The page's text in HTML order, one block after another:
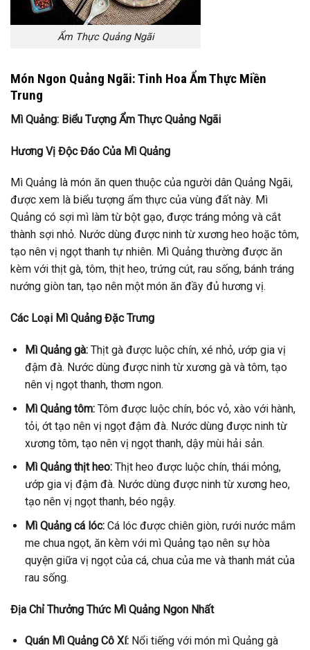
Ẩm Thực Quảng Ngãi
Món Ngon Quảng Ngãi: Tinh Hoa Ẩm Thực Miền
Trung
Mì Quảng: Biểu Tượng Ẩm Thực Quảng Ngãi
Hương Vị Độc Đáo Của Mì Quảng
Mì Quảng là món ăn quen thuộc của người dân Quảng Ngãi,
được xem là biểu tượng ẩm thực của vùng đất này. Mì
Quảng có sợi mì làm từ bột gạo, được tráng mỏng và cắt
thành sợi nhỏ. Nước dùng được ninh từ xương heo hoặc tôm,
tạo nên vị ngọt thanh tự nhiên. Mì Quảng thường được ăn
kèm với thịt gà, tôm, thịt heo, trứng cút, rau sống, bánh tráng
nướng giòn tan, tạo nên một món ăn đầy đủ hương vị.
Các Loại Mì Quảng Đặc Trưng
Mì Quảng gà:Thịt gà được luộc chín, xé nhỏ, ướp gia vị
đậm đà. Nước dùng được ninh từ xương gà và tôm, tạo
nên vị ngọt thanh, thơm ngon.
Mì Quảng tôm:Tôm được luộc chín, bóc vỏ, xào với hành,
tỏi, ớt tạo nên vị ngọt đậm đà. Nước dùng được ninh từ
xương tôm, tạo nên vị ngọt thanh, dậy mùi hải sản.
Mì Quảng thịt heo:Thịt heo được luộc chín, thái mỏng,
ướp gia vị đậm đà. Nước dùng được ninh từ xương heo,
tạo nên vị ngọt thanh, béo ngậy.
Mì Quảng cá lóc:Cá lóc được chiên giòn, rưới nước mắm
me chua ngọt, ăn kèm với mì Quảng tạo nên sự hòa
quyện giữa vị ngọt của cá, chua của me và thanh mát của
rau sống.
Địa Chỉ Thưởng Thức Mì Quảng Ngon Nhất
Quán Mì Quảng Cô Xí:Nổi tiếng với món mì Quảng gà